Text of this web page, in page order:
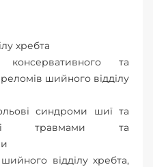
хребта
консервативного та
шийного відділу
синдроми шиї та
травмами та
відділу хребта,